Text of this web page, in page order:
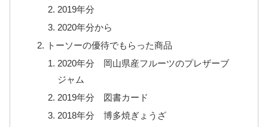
2019年分
2020年分から
トーソーの優待でもらった商品
2020年分 岡山県産フルーツのプレザーブ
ジャム
2019年分 図書カード
2018年分 博多焼ぎょうざ